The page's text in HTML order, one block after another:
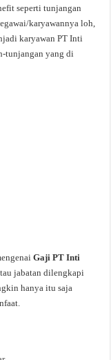
seperti tunjangan
karyawannya loh,
karyawan PT Inti
tunjangan yang di
Gaji PT Inti
jabatan dilengkapi
hanya itu saja